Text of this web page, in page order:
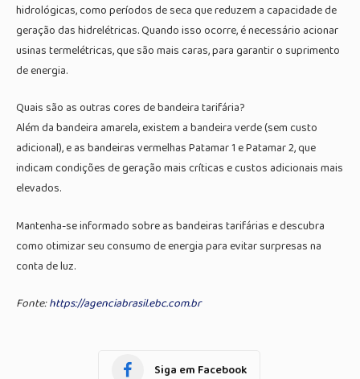
hidrológicas, como períodos de seca que reduzem a capacidade de
geração das hidrelétricas. Quando isso ocorre, é necessário acionar
usinas termelétricas, que são mais caras, para garantir o suprimento
de energia.
Quais são as outras cores de bandeira tarifária?
Além da bandeira amarela, existem a bandeira verde (sem custo
adicional), e as bandeiras vermelhas Patamar 1 e Patamar 2, que
indicam condições de geração mais críticas e custos adicionais mais
elevados.
Mantenha-se informado sobre as bandeiras tarifárias e descubra
como otimizar seu consumo de energia para evitar surpresas na
conta de luz.
Fonte:https://agenciabrasil.ebc.com.br
Siga em Facebook